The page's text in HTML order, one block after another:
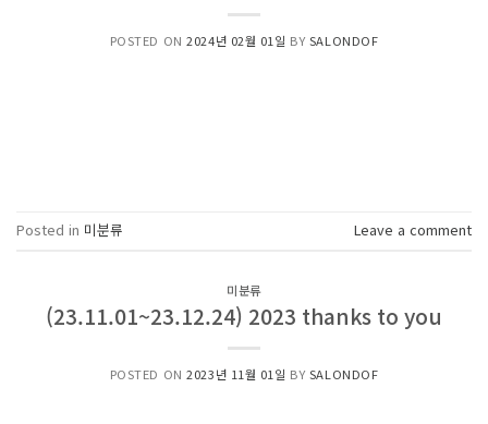
POSTED ON2024년 02월 01일 BY SALONDOF
Posted in 미분류 Leave a comment
미분류
(23.11.01~23.12.24) 2023 thanks to you
POSTED ON2023년 11월 01일 BY SALONDOF